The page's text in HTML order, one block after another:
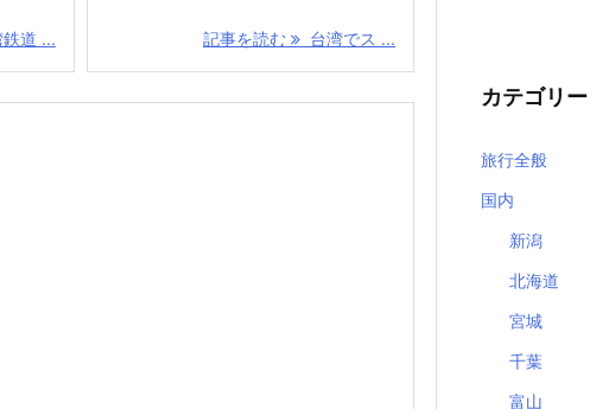
道 ... 記事を読む 台湾でス ...
カテゴリー
旅行全般
国内
新潟
北海道
宮城
千葉
富山